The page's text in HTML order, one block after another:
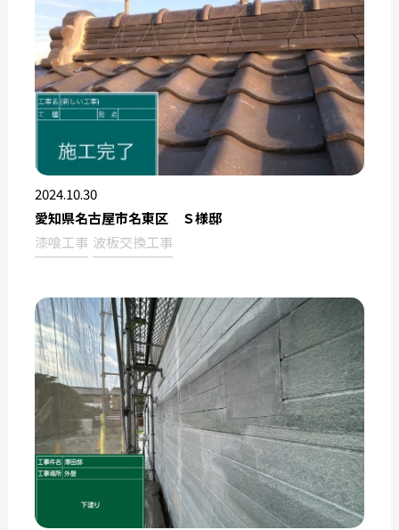
2024.10.30
愛知県名古屋市名東区 Ｓ様邸
漆喰工事 波板交換工事